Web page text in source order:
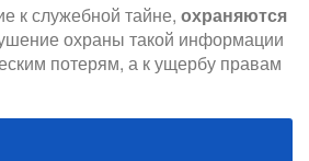
к служебной тайне, охраняются
охраны такой информации
потерям, а к ущербу правам